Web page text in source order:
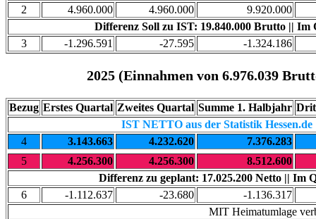
2
4.960.000 4.960.000
9.920.000
Differenz Soll zu IST: 19.840.000 Brutto ||
3
-1.296.591 -27.595 -1.324.186
2025 (Einnahmen von 6.976.039
Bezug Erstes Quartal Zweites Quartal Summe 1. Halbjahr
IST NETTO aus der Statistik Hessen.de
4
3.143.663 4.232.620
7.376.283
5
4.256.300 4.256.300
8.512.600
Differenz zu geplant: 17.025.200 Netto || Im
6
-1.112.637 -23.680
-1.136.317
MIT Heimatumlage